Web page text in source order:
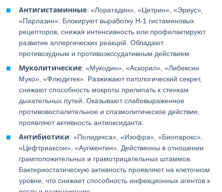
Антигистаминные: «Лоратадин», «Цетрин», «Эриус»,
«Парлазин». Блокируют выработку Н-1 гистаминовых
рецепторов, снижая интенсивность или профилактируют
развитие аллергических реакций. Обладают
противозудным и противоэкссудативным действием.
Муколитические: «Мукодин», «Аскорил», «Либексин
Муко», «Флюдитек». Разжижают патологический секрет,
снижают способность мокроты прилипать к стенкам
дыхательных путей. Оказывают слабовыраженное
противовоспалительное и спазмолитическое действие,
проявляют активность антиоксиданта.
Антибиотики: «Полидекса», «Изофра», «Биопарокс»,
«Цефтриаксон», «Аугментин». Действенны в отношении
грамположительных и грамотрицательных штаммов.
Бактериостатическую активность проявляют на клеточном
уровне, что снижает способность инфекционных агентов к